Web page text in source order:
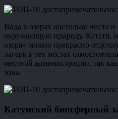
Вода в озерах настолько чиста
окружающую природу. Кстати,
озера» можно прекрасно
лагерь в тех местах
местной администрации, так
зона.
Катунский биосферный